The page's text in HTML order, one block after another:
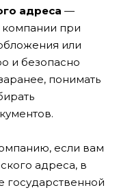
адреса —
компании при
или
и безопасно
понимать
если вам
адреса, в
государственной